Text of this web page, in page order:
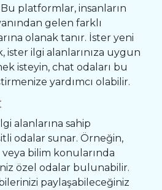
Bu platformlar, insanların
gelen farklı
olanak tanır. İster yeni
ister ilgi alanlarınıza uygun
isteyin, chat odaları bu
yardımcı olabilir.
alanlarına sahip
odalar sunar. Örneğin,
veya bilim konularında
özel odalar bulunabilir.
paylaşabileceğiniz